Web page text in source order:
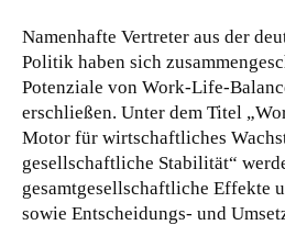
Namenhafte Vertreter aus der
Politik haben sich
Potenziale von Work-Life-
erschließen. Unter dem Titel
Motor für wirtschaftliches
gesellschaftliche Stabilität“
gesamtgesellschaftliche Effekte
sowie Entscheidungs- und